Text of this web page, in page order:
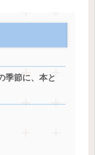
季節に、本と